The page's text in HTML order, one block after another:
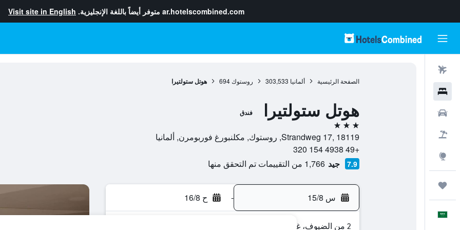
ar.hotelscombined.com متوفر أيضاً باللغة الإنجليزية. Visit site in English
الصفحة الرئيسية ألمانيا 303,533 روستوك 694 هوتل ستولتيرا
هوتل ستولتيرا فندق
3 نجوم
Strandweg 17, 18119, روستوك, مكلنبورغ فوربومرن, ألمانيا
+49 4938 154 320
7.9 جيد 1,766 من التقييمات تم التحقق منها
س 15/8 - ح 16/8
2 من الضيوف، غرفة واحدة